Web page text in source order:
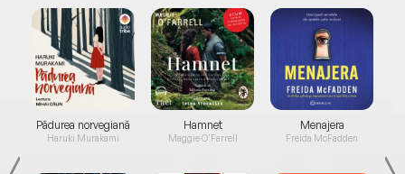
Pădurea norvegiană
Haruki Murakami
Hamnet
Maggie O'Farrell
Menajera
Freida McFadden